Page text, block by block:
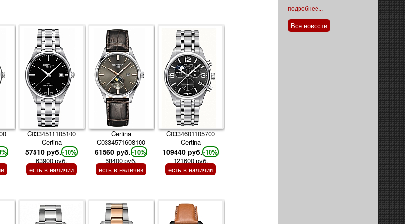
C0334511105100
Certina
57510 руб.-10%
63900 руб.
есть в наличии
Certina
C0334571608100
61560 руб.-10%
68400 руб.
есть в наличии
C0334601105700
Certina
109440 руб.-10%
121600 руб.
есть в наличии
подробнее...
Все новости